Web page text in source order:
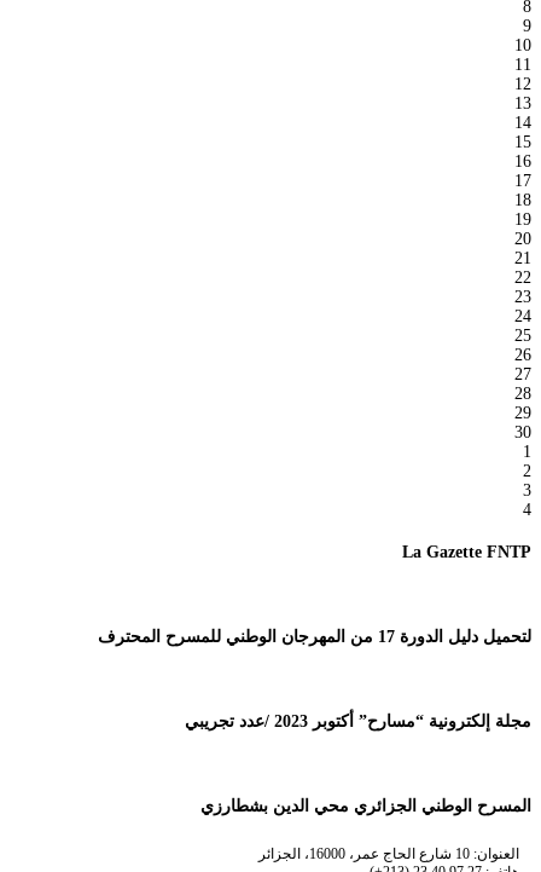
8
9
10
11
12
13
14
15
16
17
18
19
20
21
22
23
24
25
26
27
28
29
30
1
2
3
4
La Gazette FNTP
لتحميل دليل الدورة 17 من المهرجان الوطني للمسرح المحترف
مجلة إلكترونية “مسارح” أكتوبر 2023 /عدد تجريبي
المسرح الوطني الجزائري محي الدين بشطارزي
العنوان: 10 شارع الحاج عمر، 16000، الجزائر